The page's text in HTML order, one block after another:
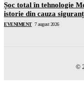
Șoc total în tehnologie
istorie din cauza
EVENIMENT 7 august 2026
©